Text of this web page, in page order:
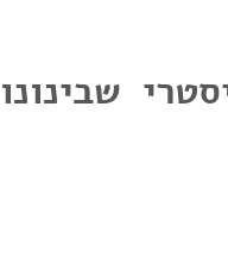
שבינונו